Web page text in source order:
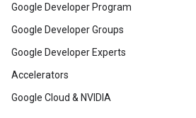
Google Developer Program
Google Developer Groups
Google Developer Experts
Accelerators
Google Cloud & NVIDIA